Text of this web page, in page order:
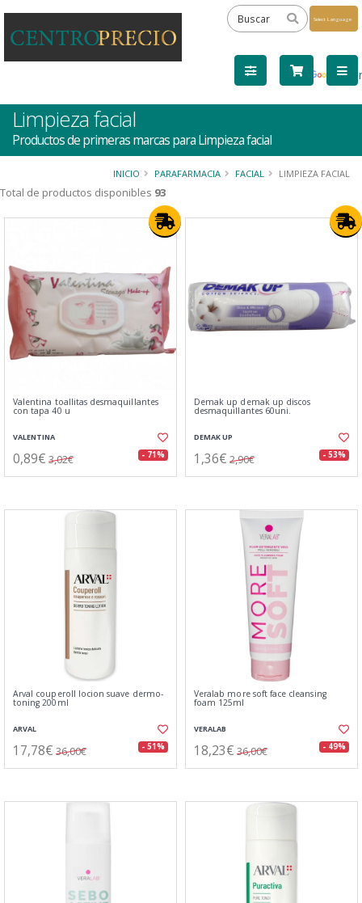
by
Limpieza facial
Productos de primeras marcas para Limpieza facial
INICIO PARAFARMACIA FACIAL LIMPIEZA FACIAL
Total de productos disponibles 93
Valentina toallitas desmaquillantes
con tapa 40 u
VALENTINA
0,89€ 3,02€ - 71%
Demak up demak up discos
desmaquillantes 60uni.
DEMAK UP
1,36€ 2,90€ - 53%
Arval couperoll locion suave dermo-
toning 200ml
ARVAL
17,78€ 36,00€ - 51%
Veralab more soft face cleansing
foam 125ml
VERALAB
18,23€ 36,00€ - 49%